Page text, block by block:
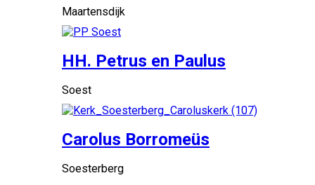
Maartensdijk
HH. Petrus en Paulus
Soest
Carolus Borromeüs
Soesterberg